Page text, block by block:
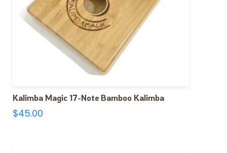
Kalimba Magic 17-Note Bamboo Kalimba
$45.00